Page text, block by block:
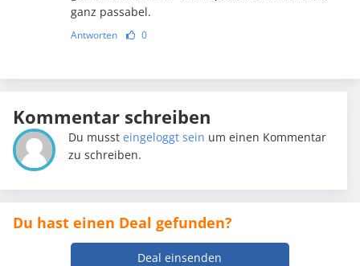
ganz passabel.
Antworten 0
Kommentar schreiben
Du mussteingeloggt sein um einen Kommentar
zu schreiben.
Du hast einen Deal gefunden?
Deal einsenden